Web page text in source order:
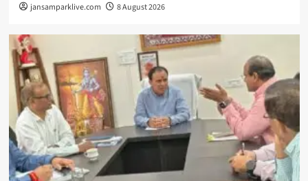
jansamparklive.com 8 August 2026